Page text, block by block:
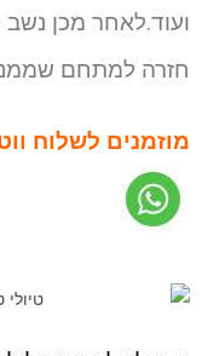
ועוד.לאחר מכן
חזרה למתחם שממנו
מוזמנים לשלוח